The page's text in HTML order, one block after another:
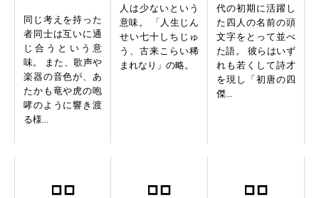
同じ考えを持った
者同士は互いに通
じ合うという意
味。 また、歌声や
楽器の音色が、あ
たかも竜や虎の咆
哮のように響き渡
る様...
人は少ないという
意味。 「人生じん
せい七十しちじゅ
う、古来こらい稀
まれなり」の略。
代の初期に活躍し
た四人の名前の頭
文字をとって並べ
た語。 彼らはいず
れも若くして詩才
を現し「初唐の四
傑...